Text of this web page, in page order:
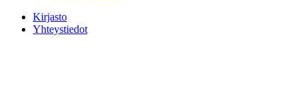
Kirjasto
Yhteystiedot